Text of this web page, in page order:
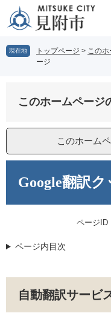
の
先
ー
を
文
現在地 トップページ > この
ージ
このホームページ
このホーム
Google翻訳
ページID
ページ内目次
自動翻訳サービ